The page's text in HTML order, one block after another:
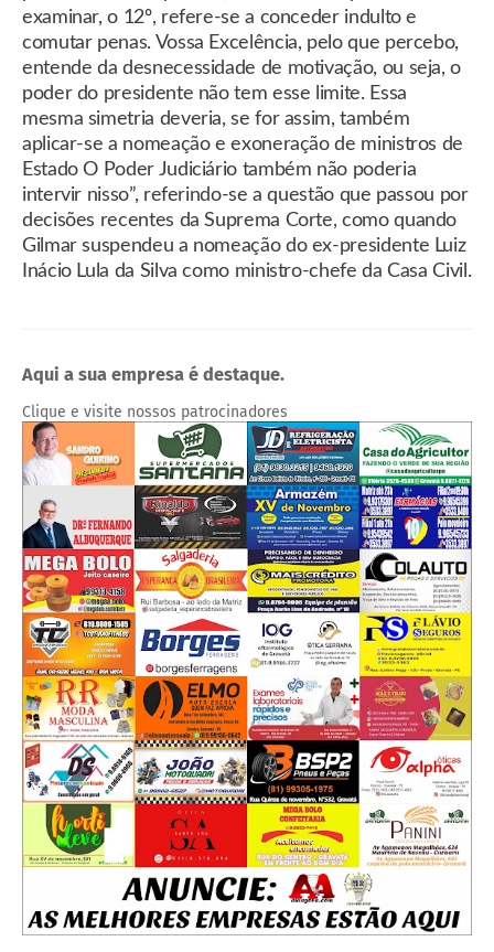
examinar, o 12º, refere-se a conceder indulto e
comutar penas. Vossa Excelência, pelo que percebo,
entende da desnecessidade de motivação, ou seja, o
poder do presidente não tem esse limite. Essa
mesma simetria deveria, se for assim, também
aplicar-se a nomeação e exoneração de ministros de
Estado O Poder Judiciário também não poderia
intervir nisso”, referindo-se a questão que passou por
decisões recentes da Suprema Corte, como quando
Gilmar suspendeu a nomeação do ex-presidente Luiz
Inácio Lula da Silva como ministro-chefe da Casa Civil.
Aqui a sua empresa é destaque.
Clique e visite nossos patrocinadores